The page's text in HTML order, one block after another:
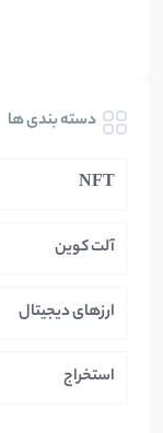
دسته بندی ها
NFT
آلت کوین
ارزهای دیجیتال
استخراج